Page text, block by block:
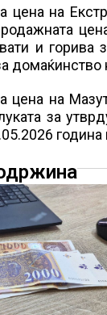
цена на
и горива
цена на
за